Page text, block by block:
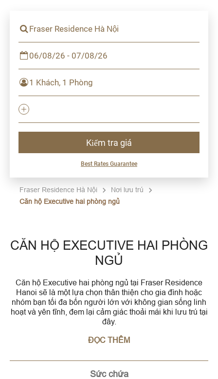
Fraser Residence Hà Nội
06/08/26 - 07/08/26
1 Khách, 1 Phòng
Kiểm tra giá
Best Rates Guarantee
Fraser Residence Hà Nội
Nơi lưu trú
Căn hộ Executive hai phòng ngủ
CĂN HỘ EXECUTIVE HAI PHÒNG
NGỦ
Căn hộ Executive hai phòng ngủ tại Fraser Residence
Hanoi sẽ là một lựa chọn thân thiện cho gia đình hoặc
nhóm bạn tối đa bốn người lớn với không gian sống linh
hoạt và yên tĩnh, đem lại cảm giác thoải mái khi lưu trú tại
đây.
ĐỌC THÊM
Sức chứa